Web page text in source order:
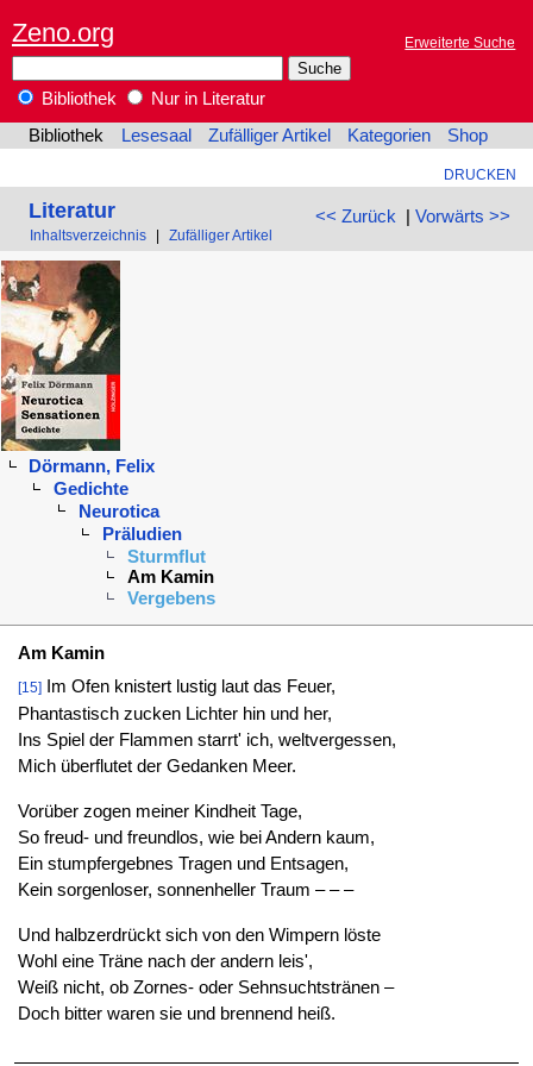
Zeno.org Erweiterte Suche
Bibliothek
Nur in Literatur
Bibliothek
Lesesaal Zufälliger Artikel Kategorien Shop
DRUCKEN
<< Zurück | Vorwärts >>
Literatur
Inhaltsverzeichnis Zufälliger Artikel
Dörmann, Felix
Gedichte
Neurotica
Präludien
Sturmflut
Am Kamin
Vergebens
Am Kamin
[15]Im Ofen knistert lustig laut das Feuer,
Phantastisch zucken Lichter hin und her,
Ins Spiel der Flammen starrt' ich, weltvergessen,
Mich überflutet der Gedanken Meer.
Vorüber zogen meiner Kindheit Tage,
So freud- und freundlos, wie bei Andern kaum,
Ein stumpfergebnes Tragen und Entsagen,
Kein sorgenloser, sonnenheller Traum – – –
Und halbzerdrückt sich von den Wimpern löste
Wohl eine Träne nach der andern leis',
Weiß nicht, ob Zornes- oder Sehnsuchtstränen –
Doch bitter waren sie und brennend heiß.